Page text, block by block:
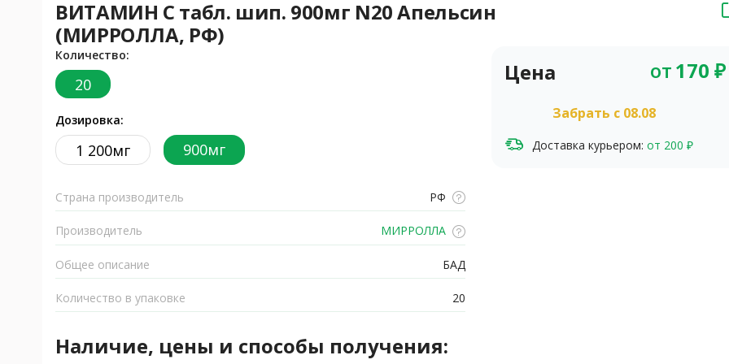
ВИТАМИН С табл. шип. 900мг N20 Апельсин
(МИРРОЛЛА, РФ)
Количество:
20
Дозировка:
1 200мг 900мг
Страна производитель РФ
Производитель МИРРОЛЛА
Общее описание БАД
Количество в упаковке 20
Наличие, цены и способы получения:
Цена от170 ₽
Забрать c 08.08
Доставка курьером: от 200 ₽